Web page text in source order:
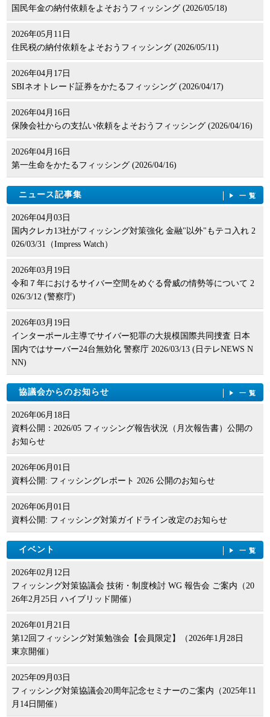
国民年金の納付依頼をよそおうフィッシング (2026/05/18)
2026年05月11日
住民税の納付依頼をよそおうフィッシング (2026/05/11)
2026年04月17日
SBIネオトレード証券をかたるフィッシング (2026/04/17)
2026年04月16日
保険会社からの支払い依頼をよそおうフィッシング (2026/04/16)
2026年04月16日
第一生命をかたるフィッシング (2026/04/16)
ニュース記事集 一覧
2026年04月03日
国内クレカ13社がフィッシング対策強化 金融"以外"もテコ入れ 2
026/03/31（Impress Watch）
2026年03月19日
令和７年におけるサイバー空間をめぐる脅威の情勢等について 2
026/3/12 (警察庁)
2026年03月19日
インターポール主導でサイバー犯罪の大規模国際共同捜査 日本
国内ではサーバー24台無効化 警察庁 2026/03/13 (日テレNEWS N
NN)
協議会からのお知らせ 一覧
2026年06月18日
資料公開：2026/05 フィッシング報告状況（月次報告書）公開の
お知らせ
2026年06月01日
資料公開: フィッシングレポート 2026 公開のお知らせ
2026年06月01日
資料公開: フィッシング対策ガイドライン改定のお知らせ
イベント 一覧
2026年02月12日
フィッシング対策協議会 技術・制度検討 WG 報告会 ご案内（20
26年2月25日 ハイブリッド開催）
2026年01月21日
第12回フィッシング対策勉強会【会員限定】（2026年1月28日
東京開催）
2025年09月03日
フィッシング対策協議会20周年記念セミナーのご案内（2025年11
月14日開催）